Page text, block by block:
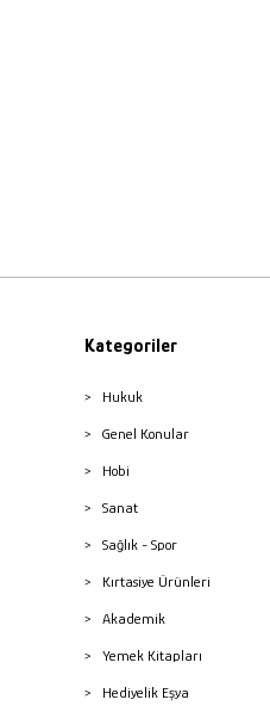
Kategoriler
Hukuk
Genel Konular
Hobi
Sanat
Sağlık - Spor
Kırtasiye Ürünleri
Akademik
Yemek Kitapları
Hediyelik Eşya